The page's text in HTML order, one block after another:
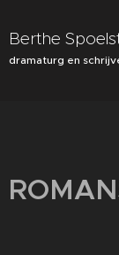
Berthe
dramaturg en
ROMA